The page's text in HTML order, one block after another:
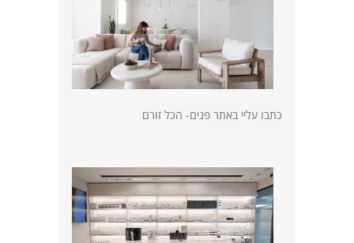
כתבו עליי באתר פנים- הכל זורם